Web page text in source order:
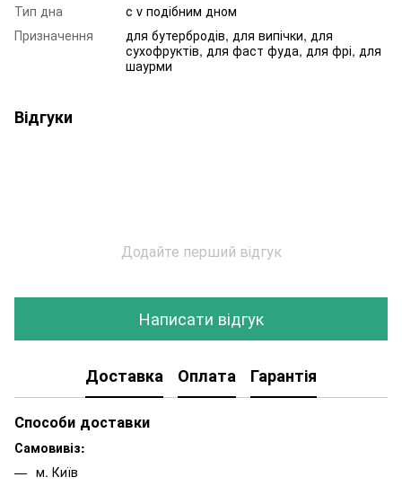
Тип дна
с v подібним дном
Призначення
для бутербродів, для випічки, для
сухофруктів, для фаст фуда, для фрі, для
шаурми
Відгуки
Додайте перший відгук
Написати відгук
Доставка Оплата Гарантія
Способи доставки
Самовивіз:
м. Київ